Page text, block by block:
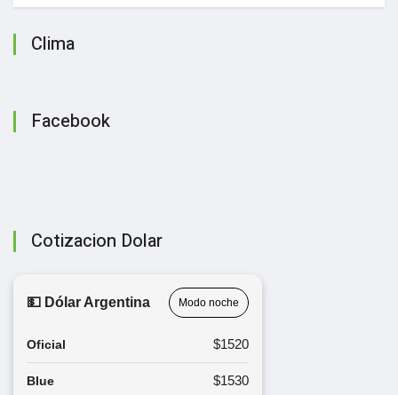
Clima
Facebook
Cotizacion Dolar
💵 Dólar Argentina Modo noche
Oficial $1520
Blue $1530